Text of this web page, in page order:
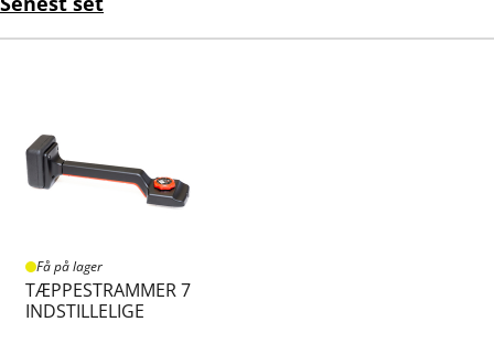
Få på lager
TÆPPESTRAMMER 7
INDSTILLELIGE